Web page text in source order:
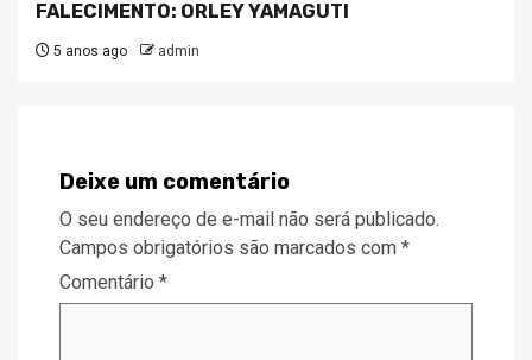
FALECIMENTO: ORLEY YAMAGUTI
5 anos ago admin
Deixe um comentário
O seu endereço de e-mail não será publicado.
Campos obrigatórios são marcados com *
Comentário *